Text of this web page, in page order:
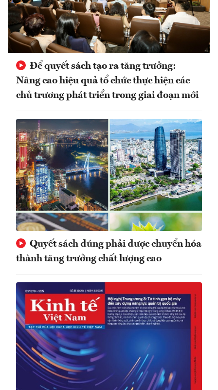
Để quyết sách tạo ra tăng trưởng:
Nâng cao hiệu quả tổ chức thực hiện các
chủ trương phát triển trong giai đoạn mới
Quyết sách đúng phải được chuyển hóa
thành tăng trưởng chất lượng cao